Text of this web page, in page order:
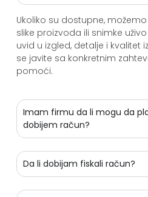
Ukoliko su dostupne,
slike proizvoda ili snimke
uvid u izgled, detalje i kvalitet
se javite sa konkretnim
pomoći.
Imam firmu da li mogu da
dobijem račun?
Da li dobijam fiskali račun?